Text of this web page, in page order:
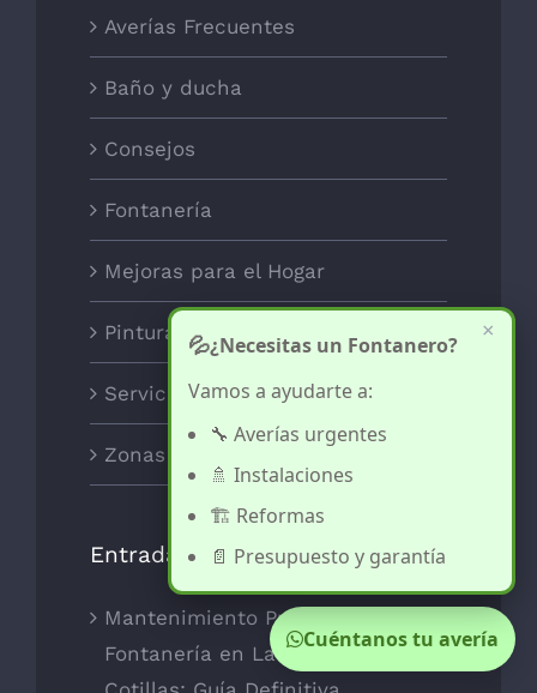
Averías Frecuentes
Baño y ducha
Consejos
Fontanería
Mejoras para el Hogar
Pintura y decoración
Servicios
Zonas
Entradas recientes
Mantenimiento Preventivo de
Fontanería en Las Torres de
×
💦¿Necesitas un Fontanero?
Vamos a ayudarte a:
🔧 Averías urgentes
🚿 Instalaciones
🏗️ Reformas
📄 Presupuesto y garantía
Cuéntanos tu avería